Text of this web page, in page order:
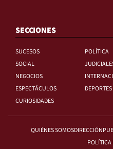
SECCIONES
SUCESOS
POLÍTICA
SOCIAL
NEGOCIOS
ESPECTÁCULOS
DEPORTES
CURIOSIDADES
QUIÉNES SOMOSDIRECCIÓN
POLÍTICA